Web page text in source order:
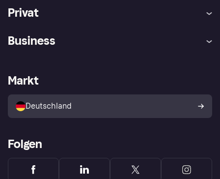
Privat
Klarna App
Shops entdecken
Käuferschutzrichtlinie
Dein Widerrufsrecht
Business
Händlerportal
Markt
Deutschland
Folgen